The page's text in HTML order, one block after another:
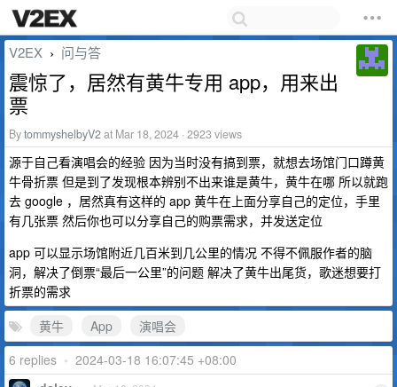
V2EX › 问与答
震惊了，居然有黄牛专用 app，用来出
票
BytommyshelbyV2at Mar 18, 2024 · 2923 views
源于自己看演唱会的经验 因为当时没有搞到票，就想去场馆门口蹲黄
牛骨折票 但是到了发现根本辨别不出来谁是黄牛，黄牛在哪 所以就跑
去 google ，居然真有这样的 app 黄牛在上面分享自己的定位，手里
有几张票 然后你也可以分享自己的购票需求，并发送定位
app 可以显示场馆附近几百米到几公里的情况 不得不佩服作者的脑
洞，解决了倒票“最后一公里”的问题 解决了黄牛出尾货，歌迷想要打
折票的需求
黄牛
App
演唱会
6 replies • 2024-03-18 16:07:45 +08:00